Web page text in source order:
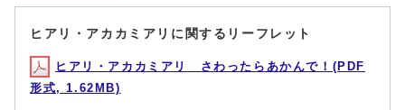
ヒアリ・アカカミアリに関するリーフレット
ヒアリ・アカカミアリ さわったらあかんで！(PDF
形式, 1.62MB)